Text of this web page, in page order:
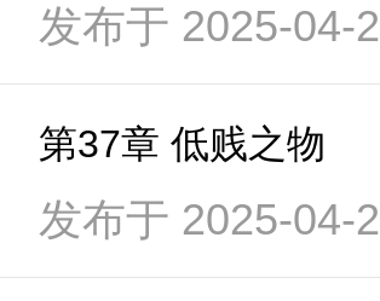
发布于 2025-04-
第37章 低贱之物
发布于 2025-04-